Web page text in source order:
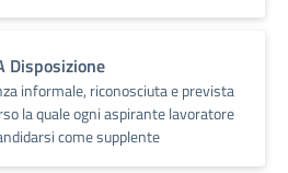
Disposizione
informale, riconosciuta e prevista
la quale ogni aspirante lavoratore
come supplente